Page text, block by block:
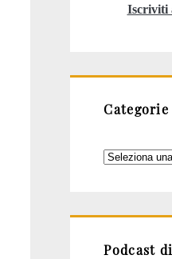
Iscriviti
Categorie
Podcast